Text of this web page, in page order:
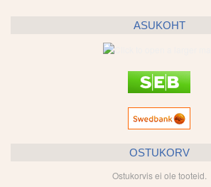
ASUKOHT
OSTUKORV
Ostukorvis ei ole tooteid.